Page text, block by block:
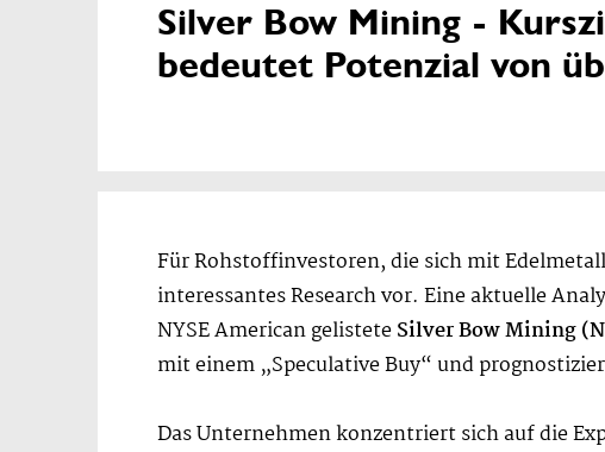
Silver Bow Mining -
bedeutet Potenzial von
Für Rohstoffinvestoren, die sich mit
interessantes Research vor. Eine aktuelle
NYSE American gelisteteSilver Bow Mining
mit einem „Speculative Buy“ und
Das Unternehmen konzentriert sich auf die